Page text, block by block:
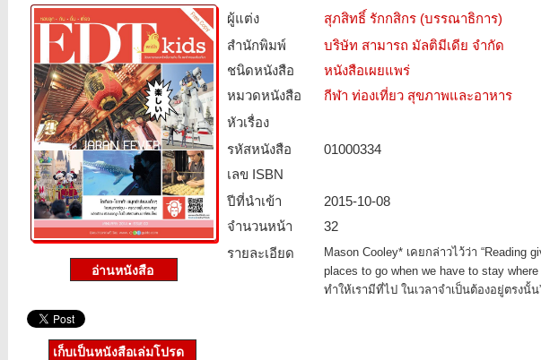
ผู้แต่ง
สุภสิทธิ์ รักกสิกร (บรรณาธิการ)
สำนักพิมพ์
บริษัท สามารถ มัลติมีเดีย จำกัด
ชนิดหนังสือ­
หนังสือเผยแพร่
หมวดหนังสือ­
กีฬา ท่องเที่ยว สุขภาพและอาหาร
หัวเรื่อง
รหัสหนังสือ­
01000334
เลข ISBN
ปีที่นำเข้า
2015-10-08
จำนวนหน้า
32
รายละเอียด
Mason Cooley* เคยกล่าวไว้ว่า “Reading
places to go when we have to stay where
ทำให้เรามีที่ไป ในเวลาจำเป็นต้องอยู่ตรงนั้น
เก็บเป็นหนังสือเล่มโปรด